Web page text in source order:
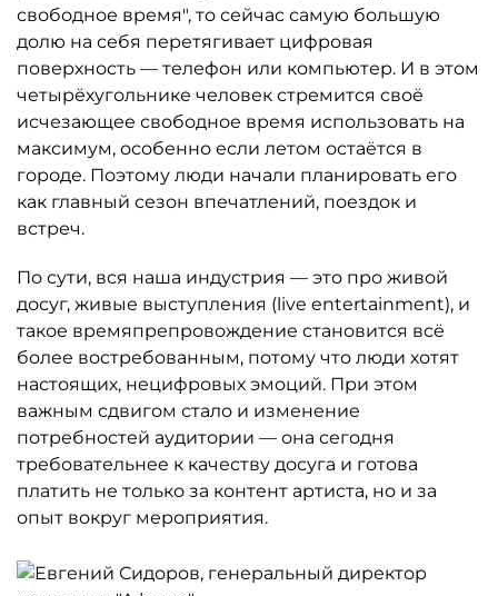
свободное время", то сейчас самую большую
долю на себя перетягивает цифровая
поверхность — телефон или компьютер. И в этом
четырёхугольнике человек стремится своё
исчезающее свободное время использовать на
максимум, особенно если летом остаётся в
городе. Поэтому люди начали планировать его
как главный сезон впечатлений, поездок и
встреч.
По сути, вся наша индустрия — это про живой
досуг, живые выступления (live entertainment), и
такое времяпрепровождение становится всё
более востребованным, потому что люди хотят
настоящих, нецифровых эмоций. При этом
важным сдвигом стало и изменение
потребностей аудитории — она сегодня
требовательнее к качеству досуга и готова
платить не только за контент артиста, но и за
опыт вокруг мероприятия.